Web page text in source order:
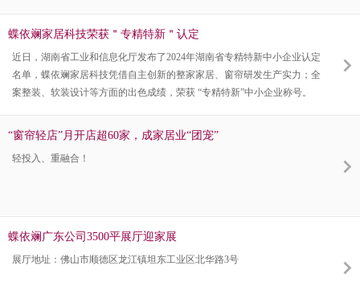
蝶依斓家居科技荣获＂专精特新＂认定
近日，湖南省工业和信息化厅发布了2024年湖南省专精特新中小企业认定
名单，蝶依斓家居科技凭借自主创新的整家家居、窗帘研发生产实力；全
案整装、软装设计等方面的出色成绩，荣获 “专精特新”中小企业称号。
“窗帘轻店”月开店超60家，成家居业“团宠”
轻投入、重融合！
蝶依斓广东公司3500平展厅迎家展
展厅地址：佛山市顺德区龙江镇坦东工业区北华路3号